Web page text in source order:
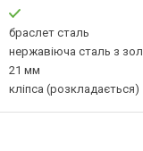
браслет сталь
нержавіюча сталь з
21 мм
кліпса (розкладається)